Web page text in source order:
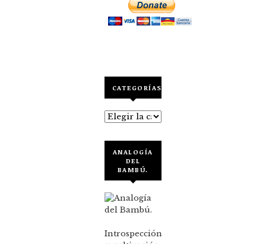
CATEGORÍAS
Categorías
ANALOGÍA
DEL
BAMBÚ.
Introspección